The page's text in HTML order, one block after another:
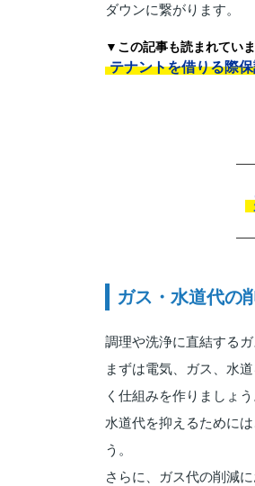
ダウンに繋がります。
▼この記事も読まれてい
テナントを借りる際
ガス・水道代の
調理や洗浄に直結する
まずは電気、ガス、水
く仕組みを作りましょう
水道代を抑えるために
う。
さらに、ガス代の削減